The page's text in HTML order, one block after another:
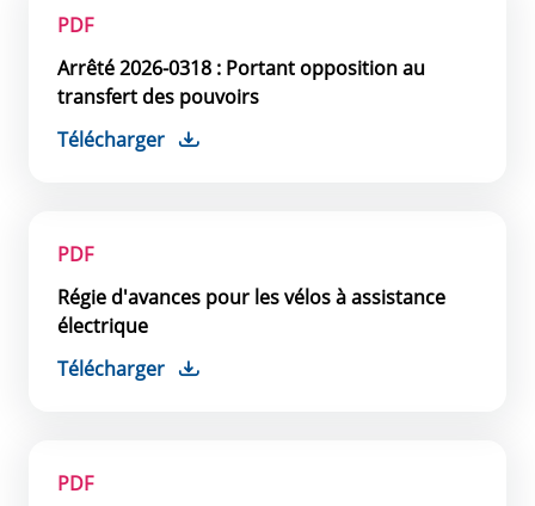
PDF
Arrêté 2026-0318 : Portant opposition au
transfert des pouvoirs
Télécharger
PDF
Régie d'avances pour les vélos à assistance
électrique
Télécharger
PDF